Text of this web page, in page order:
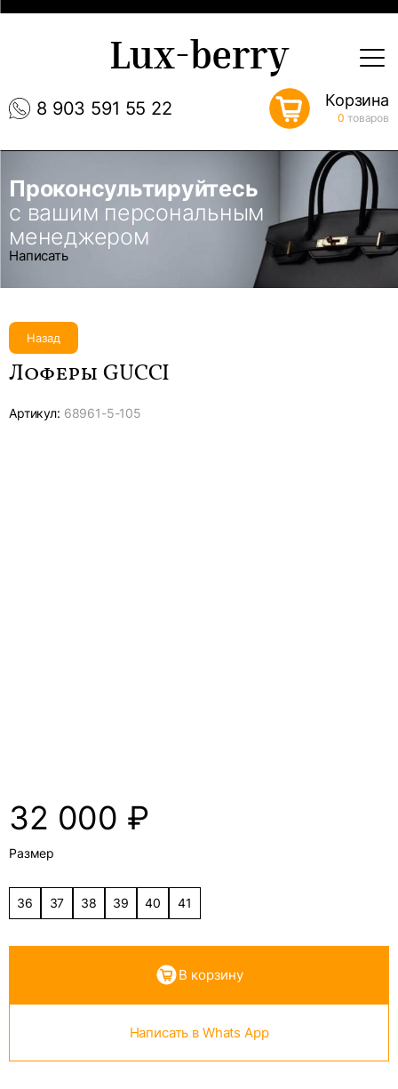
8 903 591 55 22
Lux-berry
Корзина
0 товаров
Проконсультируйтесь
с вашим персональным
менеджером
Написать
Назад
Лоферы GUCCI
Артикул: 68961-5-105
32 000 ₽
Размер
36 37 38 39 40 41
В корзину
Написать в Whats App